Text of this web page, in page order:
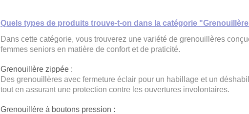
Quels types de produits trouve-t-on dans la catégorie
Dans cette catégorie, vous trouverez une variété de grenouillères
femmes seniors en matière de confort et de praticité.
Grenouillère zippée :
Des grenouillères avec fermeture éclair pour un habillage et un
tout en assurant une protection contre les ouvertures involontaires.
Grenouillère à boutons pression :